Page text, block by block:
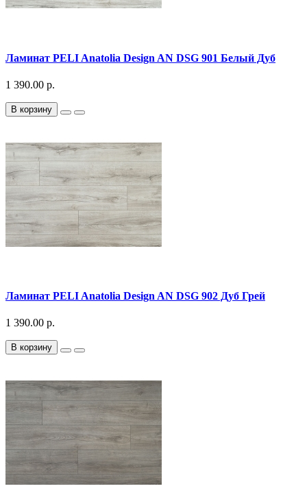
Ламинат PELI Anatolia Design AN DSG 901 Белый Дуб
1 390.00 р.
В корзину
Ламинат PELI Anatolia Design AN DSG 902 Дуб Грей
1 390.00 р.
В корзину